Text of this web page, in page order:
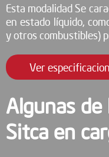
Esta modalidad Se
en estado líquido,
y otros combustibles)
Ver
Algunas
Sitca en